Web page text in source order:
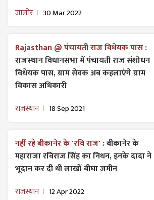
जालोर 30 Mar 2022
Rajasthan @ पंचायती राज विधेयक पास :
राजस्थान विधानसभा में पंचायती राज ​संशोधन
विधेयक पास, ग्राम सेवक अब कहलाएंगे ग्राम
विकास अधिकारी
राजस्थान 18 Sep 2021
नहीं रहे बीकानेर के 'रवि राज' :बीकानेर के
महाराजा रविराज सिंह का निधन, इनके दादा ने
भूदान कर दी थी लाखों बीघा जमीन
राजस्थान 12 Apr 2022